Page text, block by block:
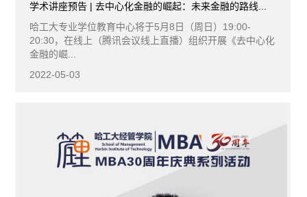
学术讲座预告 | 去中心化金融的崛起：未来金融的路线...
哈工大专业学位教育中心将于5月8日（周日）19:00-
20:30，在线上（腾讯会议线上直播）组织开展《去中心化
金融的崛...
2022-05-03